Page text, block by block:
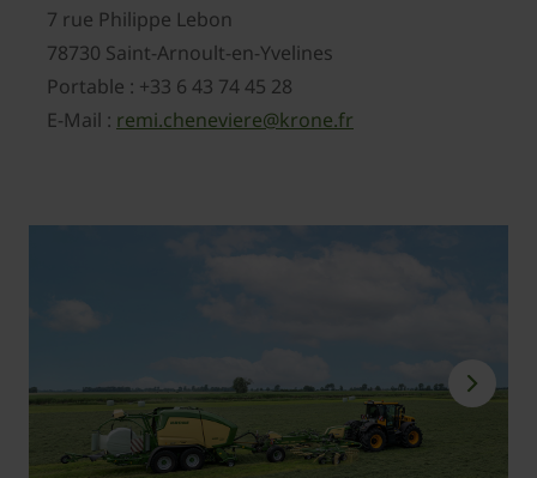
7 rue Philippe Lebon
78730 Saint-Arnoult-en-Yvelines
Portable : +33 6 43 74 45 28
E-Mail : remi.cheneviere@krone.fr